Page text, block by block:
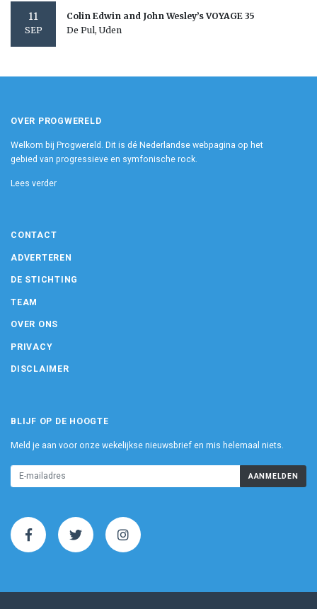
11
SEP
Colin Edwin and John Wesley’s VOYAGE 35
De Pul, Uden
OVER PROGWERELD
Welkom bij Progwereld. Dit is dé Nederlandse webpagina op het
gebied van progressieve en symfonische rock.
Lees verder
CONTACT
ADVERTEREN
DE STICHTING
TEAM
OVER ONS
PRIVACY
DISCLAIMER
BLIJF OP DE HOOGTE
Meld je aan voor onze wekelijkse nieuwsbrief en mis helemaal niets.
AANMELDEN